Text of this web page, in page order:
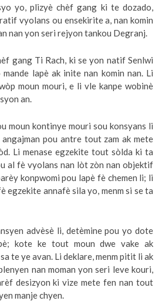
yo, plizyè chèf gang ki te dozado,
vyolans ou ensekirite a, nan komin
nan yon seri rejyon tankou Degranj.
gang Ti Rach, ki se yon natif Senlwi
lapè ak inite nan komin nan. Li
moun mouri, e li vle kanpe wobinè
an.
moun kontinye mouri sou konsyans li
pou antre tout zam ak mete
Li menase egzekite tout sòlda ki ta
al fè vyolans nan lòt zòn nan objektif
konpwomi pou lapè fè chemen li; li
egzekite annafè sila yo, menm si se ta
advèsè li, detèmine pou yo dote
kote ke tout moun dwe vake ak
te ye avan. Li deklare, menm pitit li ak
nan moman yon seri leve kouri,
desizyon ki vize mete fen nan tout
manje chyen.